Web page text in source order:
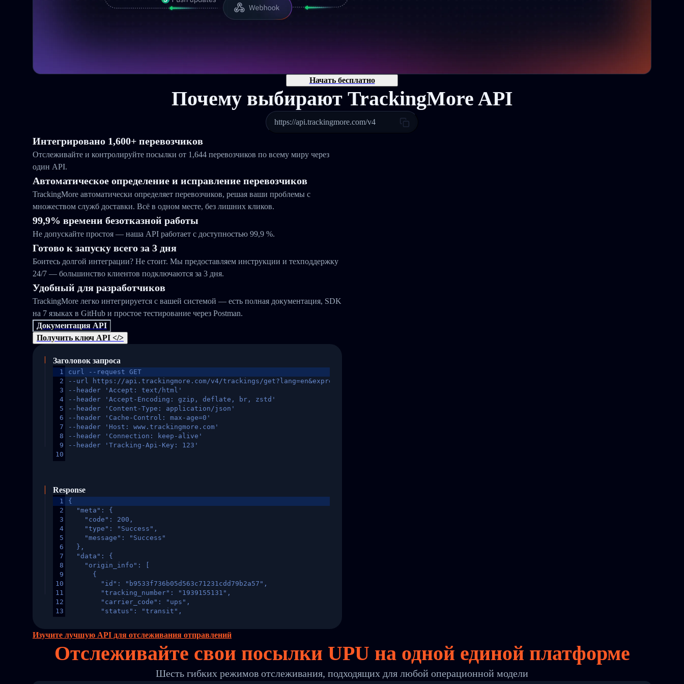
Начать бесплатно
Почему выбирают TrackingMore API
https://api.trackingmore.com/v4
Интегрировано 1,600+ перевозчиков
Отслеживайте и контролируйте посылки от 1,644 перевозчиков по всему миру через
один API.
Автоматическое определение и исправление перевозчиков
TrackingMore автоматически определяет перевозчиков, решая ваши проблемы с
множеством служб доставки. Всё в одном месте, без лишних кликов.
99,9% времени безотказной работы
Не допускайте простоя — наша API работает с доступностью 99,9 %.
Готово к запуску всего за 3 дня
Боитесь долгой интеграции? Не стоит. Мы предоставляем инструкции и техподдержку
24/7 — большинство клиентов подключаются за 3 дня.
Удобный для разработчиков
TrackingMore легко интегрируется с вашей системой — есть полная документация, SDK
на 7 языках в GitHub и простое тестирование через Postman.
Документация API
Получить ключ API </>
Заголовок запроса
1
2
3
4
5
6
7
8
9
10
curl --request GET
--url https://api.trackingmore.com/v4/trackings/get?lang=en&express=ups&tracknumber=1939155131
--header 'Accept: text/html'
--header 'Accept-Encoding: gzip, deflate, br, zstd'
--header 'Content-Type: application/json'
--header 'Cache-Control: max-age=0'
--header 'Host: www.trackingmore.com'
--header 'Connection: keep-alive'
--header 'Tracking-Api-Key: 123'
Response
1
2
3
4
5
6
7
8
9
10
11
12
13
16
17
18
{
  "meta": {
    "code": 200,
    "type": "Success",
    "message": "Success"
  },
  "data": {
    "origin_info": [
      {
        "id": "b9533f736b05d563c71231cdd79b2a57",
        "tracking_number": "1939155131",
        "carrier_code": "ups",
        "status": "transit",
        "itemTimeLength": 2,
        "weblink": "",
        "phone": null,
Изучите лучшую API для отслеживания отправлений
Отслеживайте свои посылки UPU на одной единой платформе
Шесть гибких режимов отслеживания, подходящих для любой операционной модели